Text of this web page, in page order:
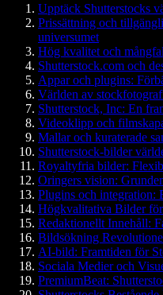
Upptäck Shutterstocks
Prissättning och
universumet
Hög kvalitet och
Shutterstock.com och
Appar och plugins:
Världen av
Shutterstock, Inc: En
Videoklipp och
Mallar och kuraterade
Shutterstock-bilder
Royaltyfria bilder:
Oringers vision:
Plugins och integration:
Högkvalitativa Bilder
Redaktionellt Innehåll:
Bildsökning
AI-bild: Framtiden för
Sociala Medier och
PremiumBeat: